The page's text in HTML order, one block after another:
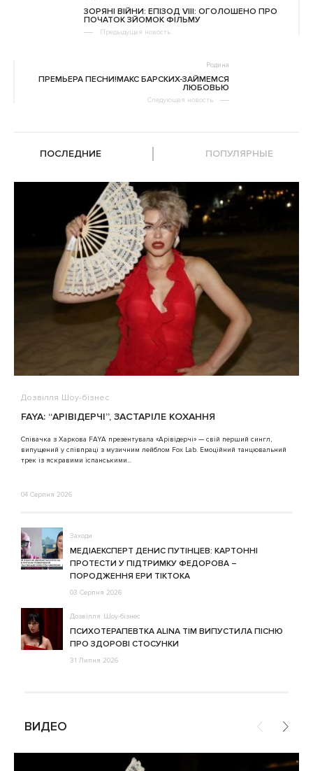
ЗОРЯНІ ВІЙНИ: ЕПІЗОД VIII: ОГОЛОШЕНО ПРО
ПОЧАТОК ЗЙОМОК ФІЛЬМУ
Предыдущая новость
Родина
ПРЕМЬЕРА ПЕСНИ!МАКС БАРСКИХ-ЗАЙМЕМСЯ
ЛЮБОВЬЮ
Следующая новость
ПОСЛЕДНИЕ ПОПУЛЯРНЫЕ
Дозвілля Шоу-бізнес
FAYA: “АРІВІДЕРЧІ”, ЗАСТАРІЛЕ КОХАННЯ
Співачка з Харкова FAYA презентувала «Арівідерчі» — свій перший сингл,
випущений у співпраці з музичним лейблом Fox Lab. Емоційний танцювальний
трек із яскравими іспанськими...
04 Серпня 2026
Заходи
МЕДІАЕКСПЕРТ ДЕНИС ПУТІНЦЕВ: КАРТОННІ
ПРОТЕСТИ У ПІДТРИМКУ ФЕДОРОВА –
ПОРОДЖЕННЯ ЕРИ ТІКТОКА
03 Серпня 2026
Дозвілля Шоу-бізнес
ПСИХОТЕРАПЕВТКА ALINA TIM ВИПУСТИЛА ПІСНЮ
ПРО ЗДОРОВІ СТОСУНКИ
31 Липня 2026
ВИДЕО